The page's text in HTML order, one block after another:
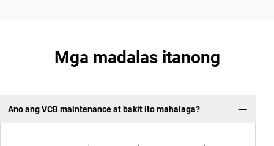
Mga madalas itanong
Ano ang VCB maintenance at bakit ito mahalaga?